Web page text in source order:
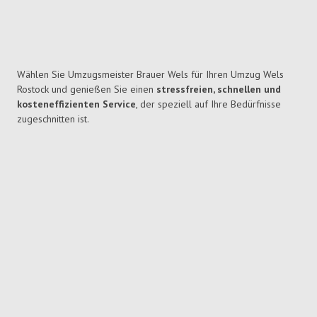
Wählen Sie Umzugsmeister Brauer Wels für Ihren Umzug Wels
Rostock und genießen Sie einen stressfreien, schnellen und
kosteneffizienten Service, der speziell auf Ihre Bedürfnisse
zugeschnitten ist.